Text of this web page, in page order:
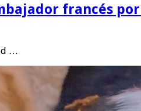
francés
…